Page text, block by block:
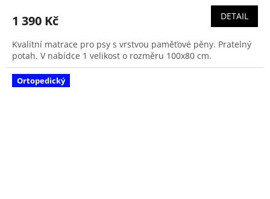
1 390 Kč DETAIL
Kvalitní matrace pro psy s vrstvou paměťové pěny. Pratelný
potah. V nabídce 1 velikost o rozměru 100x80 cm.
Ortopedický